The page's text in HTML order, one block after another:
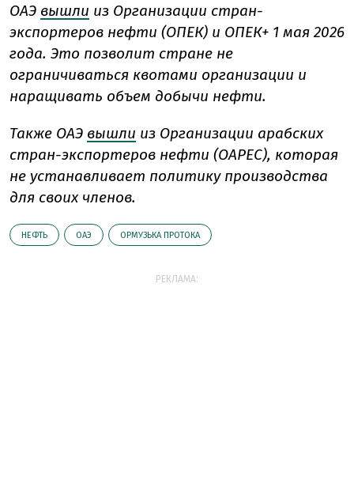
ОАЭ вышли из Организации стран-
экспортеров нефти (ОПЕК) и ОПЕК+ 1 мая 2026
года. Это позволит стране не
ограничиваться квотами организации и
наращивать объем добычи нефти.
Также ОАЭ вышли из Организации арабских
стран-экспортеров нефти (OAPEC), которая
не устанавливает политику производства
для своих членов.
НЕФТЬ ОАЭ ОРМУЗЬКА ПРОТОКА
РЕКЛАМА: